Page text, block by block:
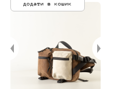
додати в кошик